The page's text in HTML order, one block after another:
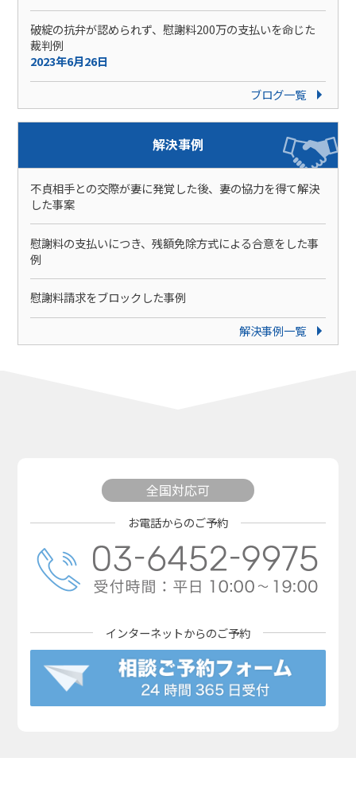
破綻の抗弁が認められず、慰謝料200万の支払いを命じた
裁判例
2023年6月26日
ブログ一覧
解決事例
不貞相手との交際が妻に発覚した後、妻の協力を得て解決
した事案
慰謝料の支払いにつき、残額免除方式による合意をした事
例
慰謝料請求をブロックした事例
解決事例一覧
全国対応可
お電話からのご予約
インターネットからのご予約